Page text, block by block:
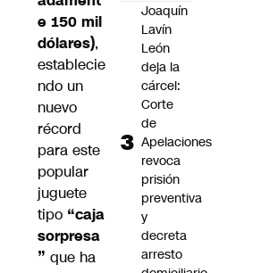
e 150 mil
dólares),
establecie
ndo un
nuevo
récord
para este
popular
juguete
tipo “caja
sorpresa
” que ha
Joaquín
Lavín
León
deja la
cárcel:
Corte
de
Apelaciones
revoca
prisión
preventiva
y
decreta
arresto